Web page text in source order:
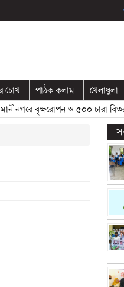
চোখ পাঠক কলাম খেলাধুলা
বৃক্ষরোপন ও ৫০০ চারা বিতরণ» «